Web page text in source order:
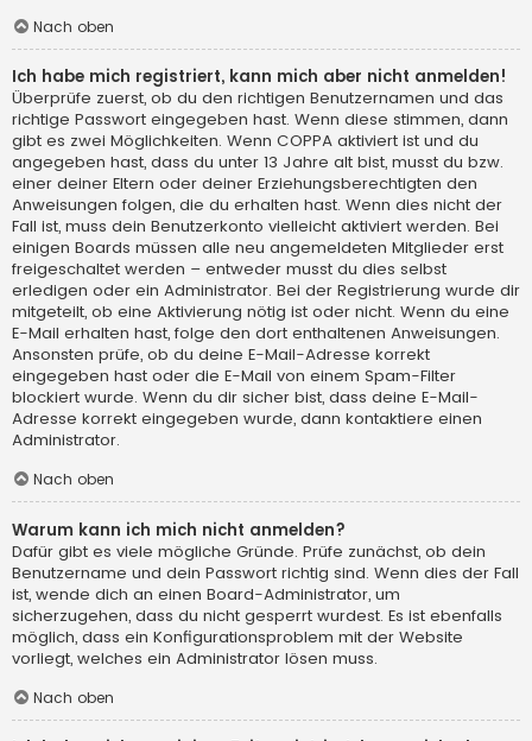
Nach oben
Ich habe mich registriert, kann mich aber nicht anmelden!
Überprüfe zuerst, ob du den richtigen Benutzernamen und das
richtige Passwort eingegeben hast. Wenn diese stimmen, dann
gibt es zwei Möglichkeiten. Wenn COPPA aktiviert ist und du
angegeben hast, dass du unter 13 Jahre alt bist, musst du bzw.
einer deiner Eltern oder deiner Erziehungsberechtigten den
Anweisungen folgen, die du erhalten hast. Wenn dies nicht der
Fall ist, muss dein Benutzerkonto vielleicht aktiviert werden. Bei
einigen Boards müssen alle neu angemeldeten Mitglieder erst
freigeschaltet werden – entweder musst du dies selbst
erledigen oder ein Administrator. Bei der Registrierung wurde dir
mitgeteilt, ob eine Aktivierung nötig ist oder nicht. Wenn du eine
E-Mail erhalten hast, folge den dort enthaltenen Anweisungen.
Ansonsten prüfe, ob du deine E-Mail-Adresse korrekt
eingegeben hast oder die E-Mail von einem Spam-Filter
blockiert wurde. Wenn du dir sicher bist, dass deine E-Mail-
Adresse korrekt eingegeben wurde, dann kontaktiere einen
Administrator.
Nach oben
Warum kann ich mich nicht anmelden?
Dafür gibt es viele mögliche Gründe. Prüfe zunächst, ob dein
Benutzername und dein Passwort richtig sind. Wenn dies der Fall
ist, wende dich an einen Board-Administrator, um
sicherzugehen, dass du nicht gesperrt wurdest. Es ist ebenfalls
möglich, dass ein Konfigurationsproblem mit der Website
vorliegt, welches ein Administrator lösen muss.
Nach oben